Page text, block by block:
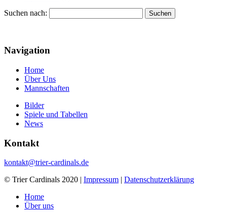
Suchen nach:
Navigation
Home
Über Uns
Mannschaften
Bilder
Spiele und Tabellen
News
Kontakt
kontakt@trier-cardinals.de
© Trier Cardinals 2020 | Impressum | Datenschutzerklärung
Home
Über uns